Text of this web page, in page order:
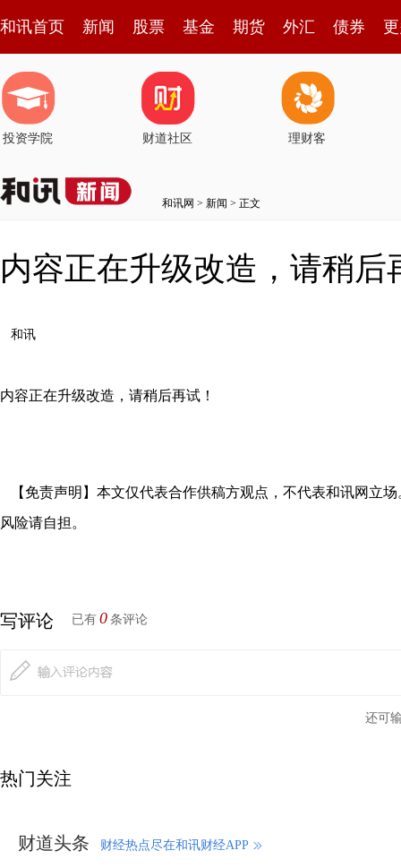
和讯首页 新闻 股票 基金 期货 外汇 债券
投资学院 财道社区 理财客
和讯网 > 新闻 > 正文
内容正在升级改造，请稍后
和讯
内容正在升级改造，请稍后再试！
【免责声明】本文仅代表合作供稿方观点，不代表和讯网立
风险请自担。
写评论 已有 0 条评论
还可
热门关注
财道头条 财经热点尽在和讯财经APP